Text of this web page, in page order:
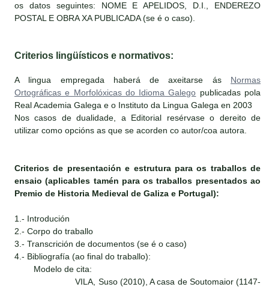
os datos seguintes: NOME E APELIDOS, D.I., ENDEREZO
POSTAL E OBRA XA PUBLICADA (se é o caso).
Criterios lingüísticos e normativos:
A lingua empregada haberá de axeitarse ás Normas
Ortográficas e Morfolóxicas do Idioma Galego publicadas pola
Real Academia Galega e o Instituto da Lingua Galega en 2003
Nos casos de dualidade, a Editorial resérvase o dereito de
utilizar como opcións as que se acorden co autor/coa autora.
Criterios de presentación e estrutura para os traballos de
ensaio (aplicables tamén para os traballos presentados ao
Premio de Historia Medieval de Galiza e Portugal):
1.- Introdución
2.- Corpo do traballo
3.- Transcrición de documentos (se é o caso)
4.- Bibliografía (ao final do traballo):
Modelo de cita:
VILA, Suso (2010), A casa de Soutomaior (1147-